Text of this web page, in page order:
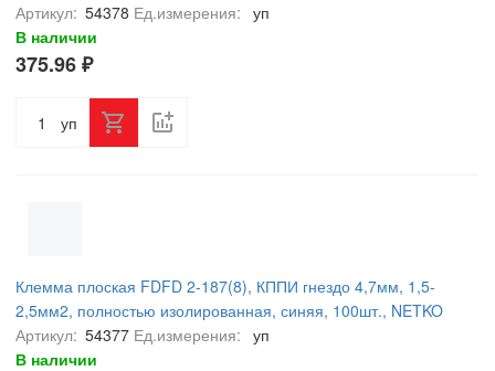
Артикул: 54378 Ед.измерения: уп
В наличии
375.96 ₽
уп
Клемма плоская FDFD 2-187(8), КППИ гнездо 4,7мм, 1,5-
2,5мм2, полностью изолированная, синяя, 100шт., NETKO
Optima
Артикул: 54377 Ед.измерения: уп
В наличии